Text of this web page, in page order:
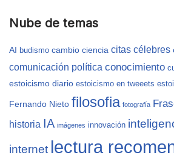
Nube de temas
AI budismo cambio ciencia citas célebres
comunicación política conocimiento
estoicismo diario estoicismo en tweeets
Fernando Nieto filosofia fotografía
historia IA imágenes innovación
internet lectura